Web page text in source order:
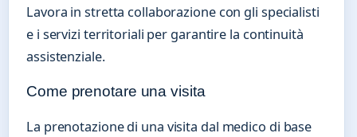
Lavora in stretta collaborazione con gli specialisti
e i servizi territoriali per garantire la continuità
assistenziale.
Come prenotare una visita
La prenotazione di una visita dal medico di base